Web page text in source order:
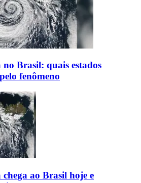
Brasil: quais estados
fenômeno
ao Brasil hoje e